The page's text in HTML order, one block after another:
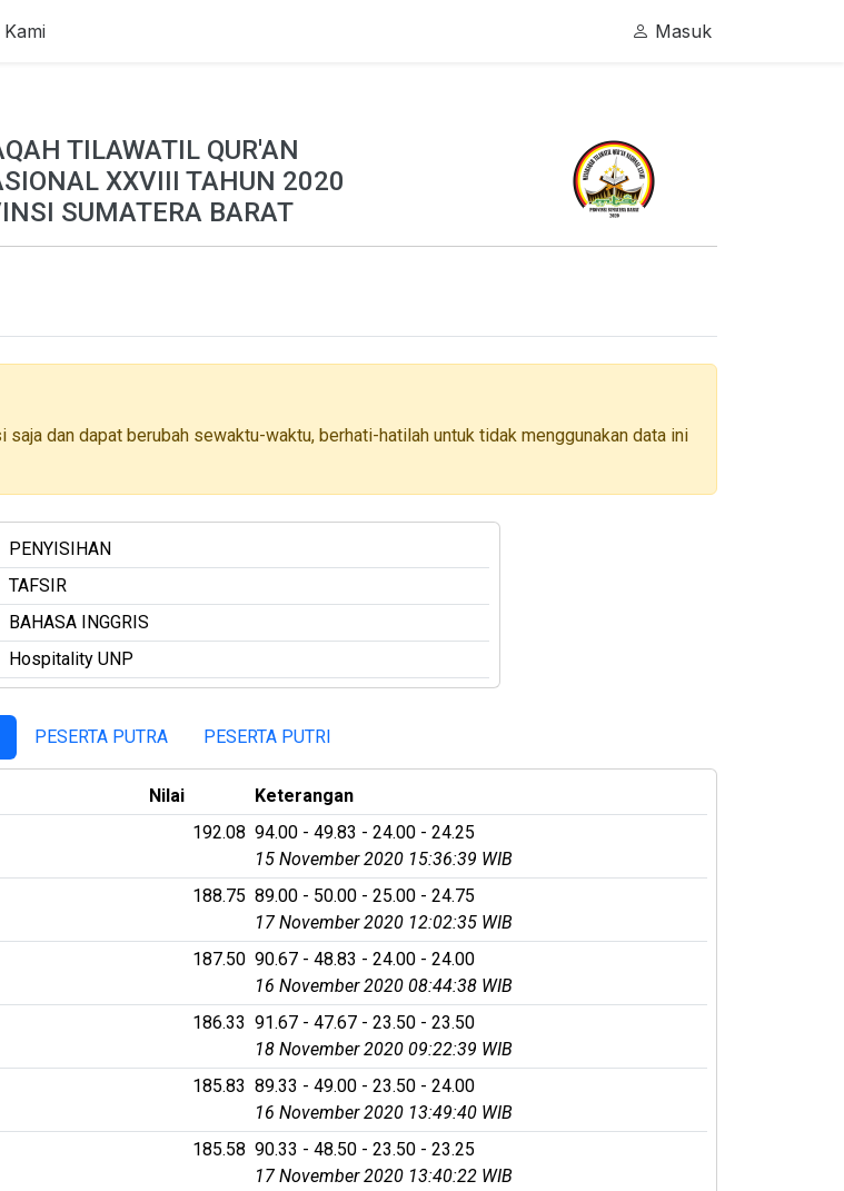
Masuk
TILAWATIL QUR'AN
XXVIII TAHUN 2020
SUMATERA BARAT
dan dapat berubah sewaktu-waktu, berhati-hatilah untuk tidak menggunakan data ini
PENYISIHAN
TAFSIR
BAHASA INGGRIS
Hospitality UNP
PESERTA PUTRA PESERTA PUTRI
Nilai
Keterangan
192.08 94.00 - 49.83 - 24.00 - 24.25
15 November 2020 15:36:39 WIB
188.75 89.00 - 50.00 - 25.00 - 24.75
17 November 2020 12:02:35 WIB
187.50 90.67 - 48.83 - 24.00 - 24.00
16 November 2020 08:44:38 WIB
186.33 91.67 - 47.67 - 23.50 - 23.50
18 November 2020 09:22:39 WIB
185.83 89.33 - 49.00 - 23.50 - 24.00
16 November 2020 13:49:40 WIB
185.58 90.33 - 48.50 - 23.50 - 23.25
17 November 2020 13:40:22 WIB